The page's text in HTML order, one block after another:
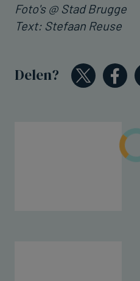
Foto's @ Stad Brugge
Text: Stefaan Reuse
Delen?